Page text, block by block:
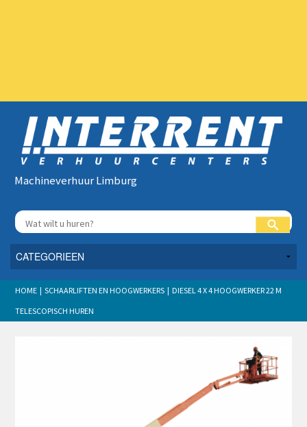
Machineverhuur Limburg
HOME | SCHAARLIFTEN EN HOOGWERKERS | DIESEL 4 X 4 HOOGWERKER 22 M
TELESCOPISCH HUREN